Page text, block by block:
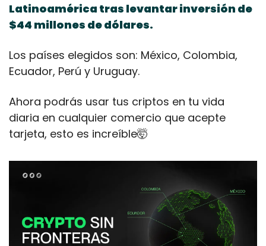
Latinoamérica tras levantar inversión de
$44 millones de dólares.
Los países elegidos son: México, Colombia,
Ecuador, Perú y Uruguay.
Ahora podrás usar tus criptos en tu vida
diaria en cualquier comercio que acepte
tarjeta, esto es increíble🤯